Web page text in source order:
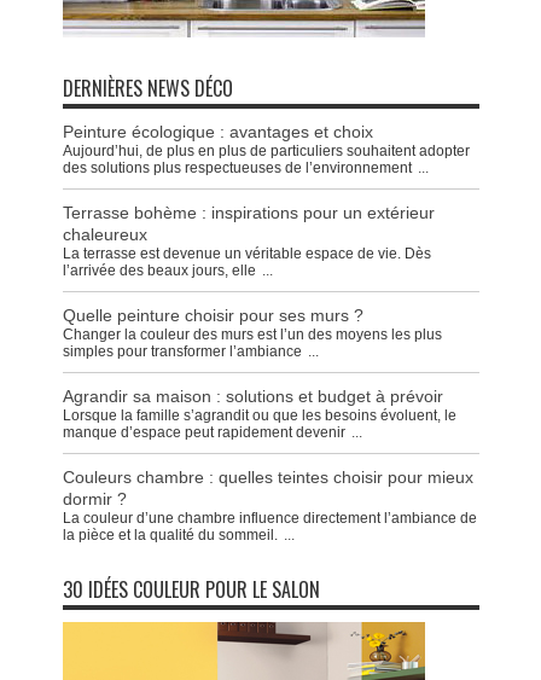
DERNIÈRES NEWS DÉCO
Peinture écologique : avantages et choix
Aujourd’hui, de plus en plus de particuliers souhaitent adopter
des solutions plus respectueuses de l’environnement
Terrasse bohème : inspirations pour un extérieur
chaleureux
La terrasse est devenue un véritable espace de vie. Dès
l’arrivée des beaux jours, elle
Quelle peinture choisir pour ses murs ?
Changer la couleur des murs est l’un des moyens les plus
simples pour transformer l’ambiance
Agrandir sa maison : solutions et budget à prévoir
Lorsque la famille s’agrandit ou que les besoins évoluent, le
manque d’espace peut rapidement devenir
Couleurs chambre : quelles teintes choisir pour mieux
dormir ?
La couleur d’une chambre influence directement l’ambiance de
la pièce et la qualité du sommeil.
30 IDÉES COULEUR POUR LE SALON